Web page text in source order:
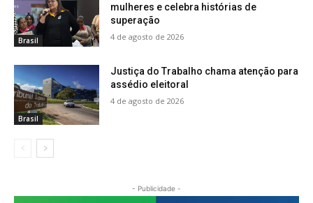
Brasil
mulheres e celebra histórias de
superação
4 de agosto de 2026
Brasil
Justiça do Trabalho chama atenção para
assédio eleitoral
4 de agosto de 2026
- Publicidade -